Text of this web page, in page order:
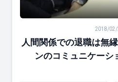
人間関係での退職は無縁
2018/
人間関係での退職は無
ンのコミュニケーシ